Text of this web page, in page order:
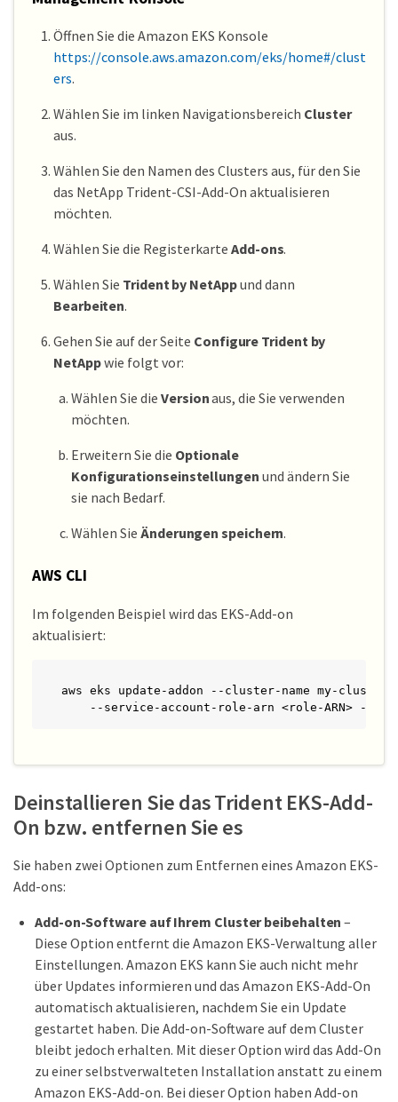
Öffnen Sie die Amazon EKS Konsole
https://console.aws.amazon.com/eks/home#/clust
ers.
Wählen Sie im linken Navigationsbereich Cluster
aus.
Wählen Sie den Namen des Clusters aus, für den Sie
das NetApp Trident-CSI-Add-On aktualisieren
möchten.
Wählen Sie die Registerkarte Add-ons.
Wählen Sie Trident by NetAppund dann
Bearbeiten.
Gehen Sie auf der Seite Configure Trident by
NetAppwie folgt vor:
Wählen Sie die Versionaus, die Sie verwenden
möchten.
Erweitern Sie die Optionale
Konfigurationseinstellungen und ändern Sie
sie nach Bedarf.
Wählen Sie Änderungen speichern.
AWS CLI
Im folgenden Beispiel wird das EKS-Add-on
aktualisiert:
aws eks update-addon --cluster-name my-
--service-account-role-arn <role-ARN> --
Deinstallieren Sie das Trident EKS-Add-
On bzw. entfernen Sie es
Sie haben zwei Optionen zum Entfernen eines Amazon EKS-
Add-ons:
Add-on-Software auf Ihrem Cluster beibehalten –
Diese Option entfernt die Amazon EKS-Verwaltung aller
Einstellungen. Amazon EKS kann Sie auch nicht mehr
über Updates informieren und das Amazon EKS-Add-On
automatisch aktualisieren, nachdem Sie ein Update
gestartet haben. Die Add-on-Software auf dem Cluster
bleibt jedoch erhalten. Mit dieser Option wird das Add-On
zu einer selbstverwalteten Installation anstatt zu einem
Amazon EKS-Add-on. Bei dieser Option haben Add-on